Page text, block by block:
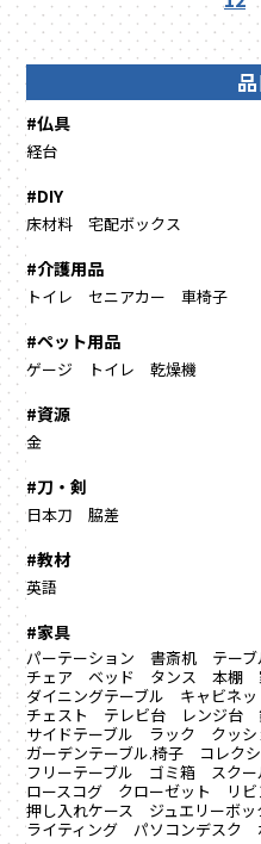
#仏具
経台
#DIY
床材料 宅配ボックス
#介護用品
トイレ セニアカー 車椅子
#ペット用品
ゲージ トイレ 乾燥機
#資源
金
#刀・剣
日本刀 脇差
#教材
英語
#家具
パーテーション 書斎机 テー
チェア
ベッド タンス 本棚
ダイニングテーブル
キャビネッ
チェスト
テレビ台 レンジ台
サイドテーブル
ラック クッ
ガーデンテーブル.椅子
コレク
フリーテーブル
ゴミ箱 スク
ロースコグ
クローゼット リ
押し入れケース
ジュエリーボッ
ライティング
パソコンデスク